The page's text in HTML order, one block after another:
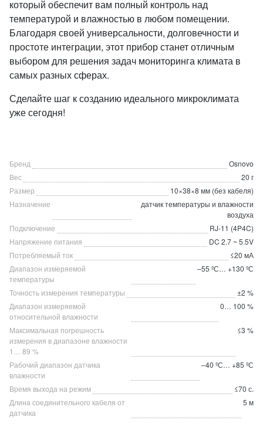
который обеспечит вам полный контроль над
температурой и влажностью в любом помещении.
Благодаря своей универсальности, долговечности и
простоте интеграции, этот прибор станет отличным
выбором для решения задач мониторинга климата в
самых разных сферах.
Сделайте шаг к созданию идеального микроклимата
уже сегодня!
Бренд
Osnovo
Вес
20 г
Размер
10×38×8 мм (без кабеля)
Назначение
датчик температуры и влажности
воздуха
Подключение
RJ-11 (4P4C)
Напряжение питания
DC 2.7 ~ 5.5V
Потребляемый ток
≤20 мА
Диапазон измеряемой
температуры
–55 ºС… +130 ºС
Точность измерения температуры
±2 %
Диапазон измеряемой
относительной влажности
0… 100 %
Максимальная погрешность
измерения в диапазоне влажности
1… 89 %
≤3 %
Рабочий диапазон датчика
влажности
–40 ºС… +85 ºС
Время выхода на режим
≤70 с.
Длина соединительного кабеля от
датчика
5 м